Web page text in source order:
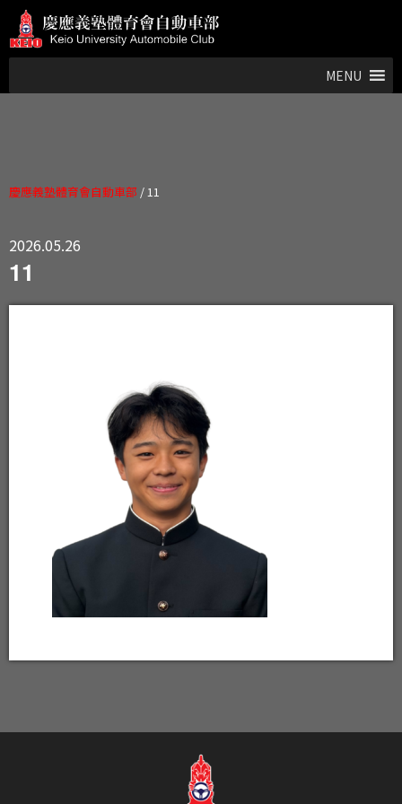
MENU
慶應義塾體育會自動車部 /11
2026.05.26
11